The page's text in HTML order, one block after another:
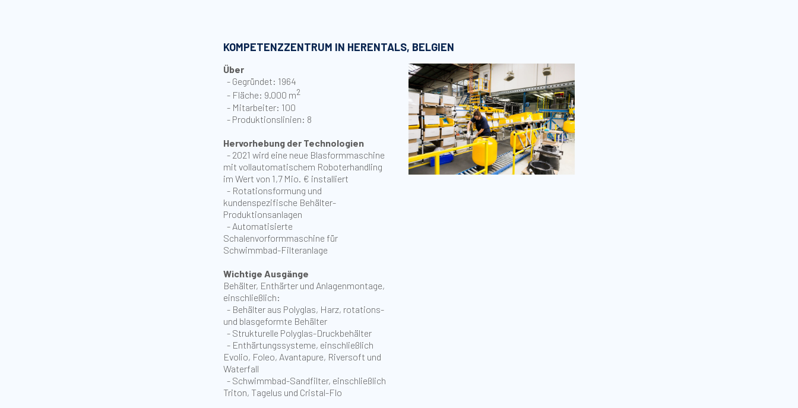
KOMPETENZZENTRUM IN HERENTALS, BELGIEN
Über
- Gegründet: 1964
- Fläche: 9.000 m2
- Mitarbeiter: 100
- Produktionslinien: 8
Hervorhebung der Technologien
- 2021 wird eine neue Blasformmaschine
mit vollautomatischem Roboterhandling
im Wert von 1,7 Mio. € installiert
- Rotationsformung und
kundenspezifische Behälter-
Produktionsanlagen
- Automatisierte
Schalenvorformmaschine für
Schwimmbad-Filteranlage
Wichtige Ausgänge
Behälter, Enthärter und Anlagenmontage,
einschließlich:
- Behälter aus Polyglas, Harz, rotations-
und blasgeformte Behälter
- Strukturelle Polyglas-Druckbehälter
- Enthärtungssysteme, einschließlich
Evolio, Foleo, Avantapure, Riversoft und
Waterfall
- Schwimmbad-Sandfilter, einschließlich
Triton, Tagelus und Cristal-Flo